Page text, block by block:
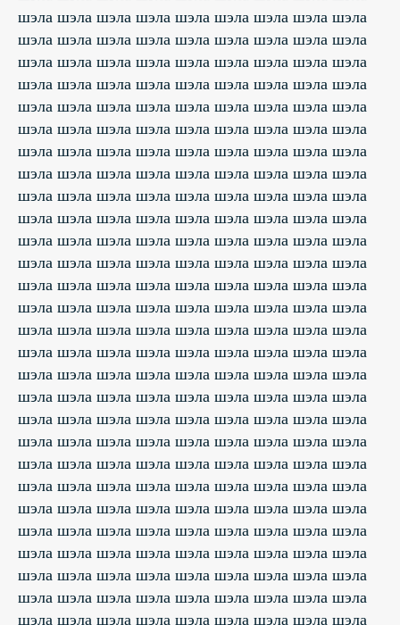
шэла шэла шэла шэла шэла шэла шэла шэла шэла
шэла шэла шэла шэла шэла шэла шэла шэла шэла
шэла шэла шэла шэла шэла шэла шэла шэла шэла
шэла шэла шэла шэла шэла шэла шэла шэла шэла
шэла шэла шэла шэла шэла шэла шэла шэла шэла
шэла шэла шэла шэла шэла шэла шэла шэла шэла
шэла шэла шэла шэла шэла шэла шэла шэла шэла
шэла шэла шэла шэла шэла шэла шэла шэла шэла
шэла шэла шэла шэла шэла шэла шэла шэла шэла
шэла шэла шэла шэла шэла шэла шэла шэла шэла
шэла шэла шэла шэла шэла шэла шэла шэла шэла
шэла шэла шэла шэла шэла шэла шэла шэла шэла
шэла шэла шэла шэла шэла шэла шэла шэла шэла
шэла шэла шэла шэла шэла шэла шэла шэла шэла
шэла шэла шэла шэла шэла шэла шэла шэла шэла
шэла шэла шэла шэла шэла шэла шэла шэла шэла
шэла шэла шэла шэла шэла шэла шэла шэла шэла
шэла шэла шэла шэла шэла шэла шэла шэла шэла
шэла шэла шэла шэла шэла шэла шэла шэла шэла
шэла шэла шэла шэла шэла шэла шэла шэла шэла
шэла шэла шэла шэла шэла шэла шэла шэла шэла
шэла шэла шэла шэла шэла шэла шэла шэла шэла
шэла шэла шэла шэла шэла шэла шэла шэла шэла
шэла шэла шэла шэла шэла шэла шэла шэла шэла
шэла шэла шэла шэла шэла шэла шэла шэла шэла
шэла шэла шэла шэла шэла шэла шэла шэла шэла
шэла шэла шэла шэла шэла шэла шэла шэла шэла
шэла шэла шэла шэла шэла шэла шэла шэла шэла